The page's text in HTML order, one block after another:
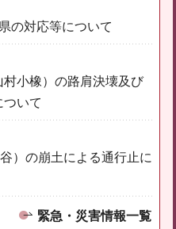
の対応等について
小橡）の路肩決壊及び
いて
）の崩土による通行止に
緊急・災害情報一覧